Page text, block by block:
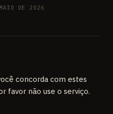
DE 2026
concorda com estes
favor não use o serviço.